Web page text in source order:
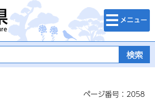
千葉県
検索・メニュ
ー
ページ番号：2058